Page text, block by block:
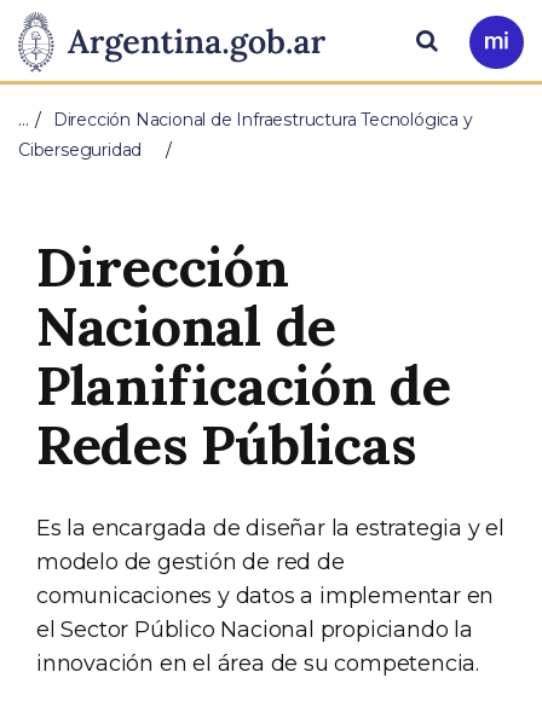
Presidencia
de
la
Pasar al contenido principal
Ir
a
Buscar
…
Dirección Nacional de Infraestructura Tecnológica y
Ciberseguridad
Dirección
Nacional de
Planificación de
Redes Públicas
Es la encargada de diseñar la estrategia y el
modelo de gestión de red de
comunicaciones y datos a implementar en
el Sector Público Nacional propiciando la
innovación en el área de su competencia.